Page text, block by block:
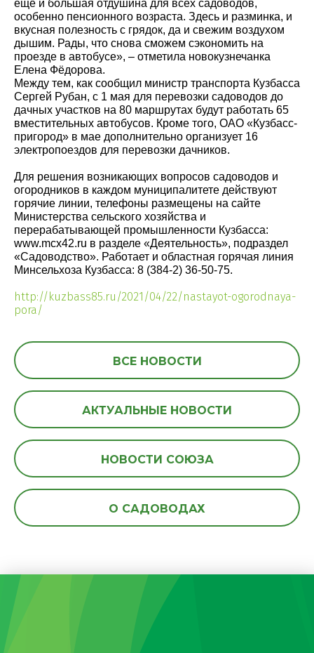
ещё и большая отдушина для всех садоводов,
особенно пенсионного возраста. Здесь и разминка, и
вкусная полезность с грядок, да и свежим воздухом
дышим. Рады, что снова сможем сэкономить на
проезде в автобусе», – отметила новокузнечанка
Елена Фёдорова.
Между тем, как сообщил министр транспорта Кузбасса
Сергей Рубан, с 1 мая для перевозки садоводов до
дачных участков на 80 маршрутах будут работать 65
вместительных автобусов. Кроме того, ОАО «Кузбасс-
пригород» в мае дополнительно организует 16
электропоездов для перевозки дачников.
Для решения возникающих вопросов садоводов и
огородников в каждом муниципалитете действуют
горячие линии, телефоны размещены на сайте
Министерства сельского хозяйства и
перерабатывающей промышленности Кузбасса:
www.mcx42.ru в разделе «Деятельность», подраздел
«Садоводство». Работает и областная горячая линия
Минсельхоза Кузбасса: 8 (384-2) 36-50-75.
http://kuzbass85.ru/2021/04/22/nastayot-ogorodnaya-
pora/
ВСЕ НОВОСТИ
АКТУАЛЬНЫЕ НОВОСТИ
НОВОСТИ СОЮЗА
О САДОВОДАХ